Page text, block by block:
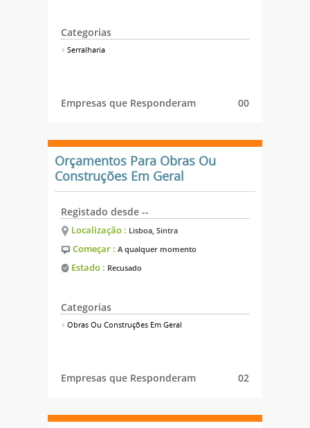
Categorias
Serralharia
Empresas que Responderam 00
Orçamentos Para Obras Ou
Construções Em Geral
Registado desde --
Localização : Lisboa, Sintra
Começar : A qualquer momento
Estado : Recusado
Categorias
Obras Ou Construções Em Geral
Empresas que Responderam 02